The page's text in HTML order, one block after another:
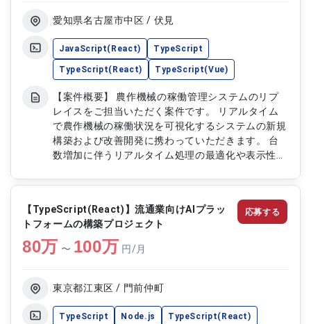
愛知県名古屋市中区 / 伏見
JavaScript(React) TypeScript
TypeScript(React) TypeScript(Vue)
【案件概要】 農作機械の稼働管理システムのリプ
レイスをご担当いただく案件です。 リアルタイム
で農作機械の稼働状況を可視化するシステムの新規
構築および改善開発に携わっていただきます。 台
数増加に伴うリアルタイム処理の最適化や表示性能
ます。 基本設計以降の工程を中心に、要件定義フ
ェーズから参画しながらシステム全体の刷新を推進
いただきます。 【作業内容】 ・農作機械稼働管理
システムのリプレイス開発 ・リアルタイム稼働状
況表示機能の設計および実装 ・UI/UX改善およびフ
ロントエンド開発（TypeScript/React or Vue.js）
応 ・性能改善およびリアルタイム処理の最適化対
【TypeScript(React)】流通業向けAIプラッ
トフォームの構築プロジェクト
80万 〜 100万 円/月
東京都江東区 / 門前仲町
TypeScript Node.js TypeScript(React)
応募する